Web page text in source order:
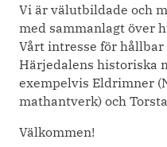
Vi är välutbildade och
med sammanlagt över
Vårt intresse för
Härjedalens historiska
exempelvis Eldrimner
mathantverk) och
Välkommen!